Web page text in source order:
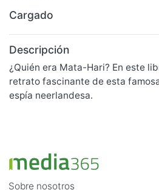
Cargado
Descripción
¿Quién era Mata-Hari? En este
retrato fascinante de esta
espía neerlandesa.
Sobre nosotros